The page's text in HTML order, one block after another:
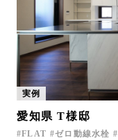
実例
愛知県 T様邸
FLAT ゼロ動線水栓